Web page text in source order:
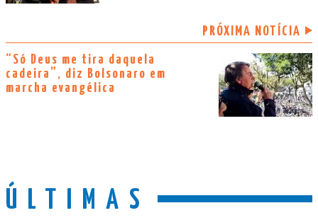
PRÓXIMA NOTÍCIA
“Só Deus me tira daquela
cadeira”, diz Bolsonaro em
marcha evangélica
ÚLTIMAS